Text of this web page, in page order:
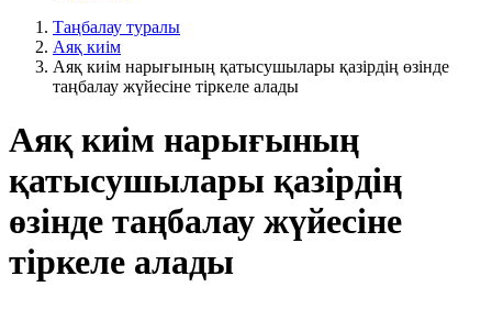
Таңбалау туралы
Аяқ киім
Аяқ киім нарығының қатысушылары қазірдің өзінде
таңбалау жүйесіне тіркеле алады
Аяқ киім нарығының
қатысушылары қазірдің
өзінде таңбалау жүйесіне
тіркеле алады